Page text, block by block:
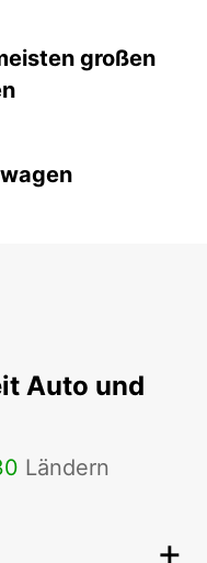
großen
Auto und
Ländern